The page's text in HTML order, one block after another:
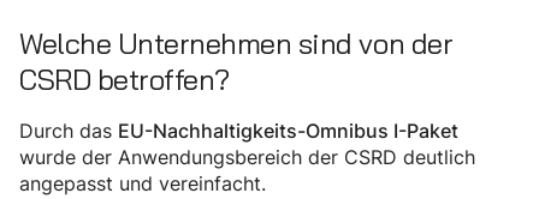
Welche Unternehmen sind von der
CSRD betroffen?
Durch das EU-Nachhaltigkeits-Omnibus I-Paket
wurde der Anwendungsbereich der CSRD deutlich
angepasst und vereinfacht.